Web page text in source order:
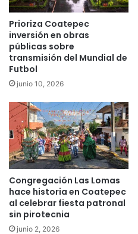
Prioriza Coatepec
inversión en obras
públicas sobre
transmisión del Mundial de
Futbol
junio 10, 2026
Congregación Las Lomas
hace historia en Coatepec
al celebrar fiesta patronal
sin pirotecnia
junio 2, 2026